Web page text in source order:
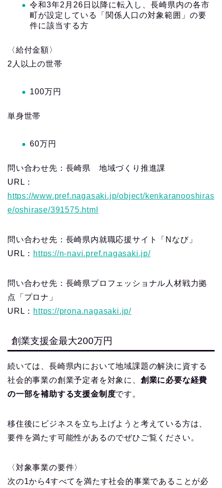
令和3年2月26日以降に転入し、長崎県内の各市
町が設定している「関係人口の対象範囲」の要
件に該当する方
〈給付金額〉
2人以上の世帯
100万円
単身世帯
60万円
問い合わせ先：長崎県 地域づくり推進課
URL：
https://www.pref.nagasaki.jp/object/kenkaranooshiras
e/oshirase/391575.html
問い合わせ先：長崎県内就職応援サイト「Nなび」
URL： https://n-navi.pref.nagasaki.jp/
問い合わせ先：長崎県プロフェッショナル人材戦力拠
点「プロナ」
URL： https://prona.nagasaki.jp/
創業支援金最大200万円
続いては、長崎県内において地域課題の解決に資する
社会的事業の創業予定者を対象に、 創業に必要な経費
の一部を補助する支援金制度です。
移住後にビジネスを立ち上げようと考えている方は、
要件を満たす可能性があるのでぜひご覧ください。
〈対象事業の要件〉
次の1から4すべてを満たす社会的事業であることが必